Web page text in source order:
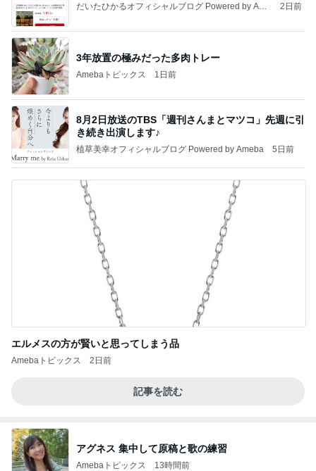
だいたひかるオフィシャルブログ Powered by Ame
2日前
3年放置の極みだった多肉トレー
Amebaトピックス 1日前
8月2日放送のTBS「週刊さんまとマツコ」先週に引
き続き出演します♪
植草美幸オフィシャルブログ Powered by Ameba 5日前
エルメスの方が賢いと思ってしまう品
Amebaトピックス 2日前
記事を読む
アグネス 集中して原稿と歌の練習
Amebaトピックス 13時間前